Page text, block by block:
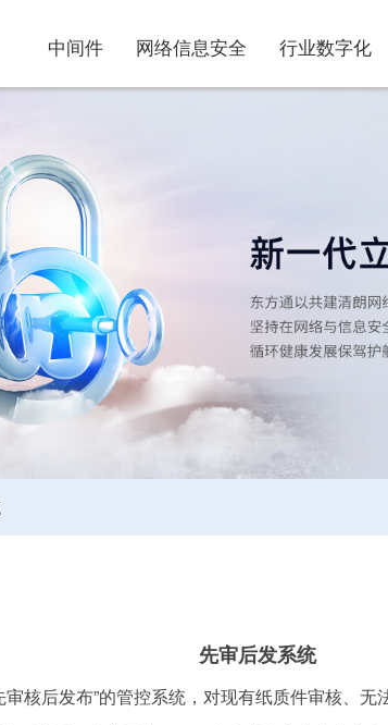
中间件 网络信息安全 行业数字化
先审后发系统
审核后发布”的管控系统， 对现有纸质件审核、无